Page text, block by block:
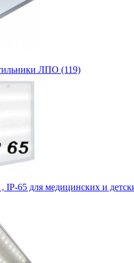
ЛПО (119)
IP-65 для медицинских и